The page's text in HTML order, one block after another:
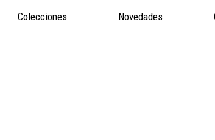
Colecciones Novedades